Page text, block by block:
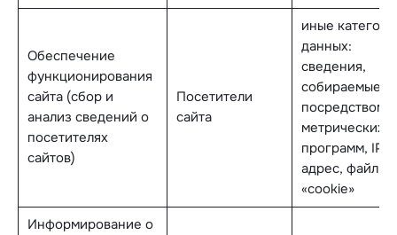
Обеспечение
функционирования
сайта (сбор и
анализ сведений о
посетителях
сайтов)
Посетители
сайта
иные
данных:
сведения,
собираемые
посредством
метрических
программ, IP-
адрес, файлы
«cookie»
Информирование о